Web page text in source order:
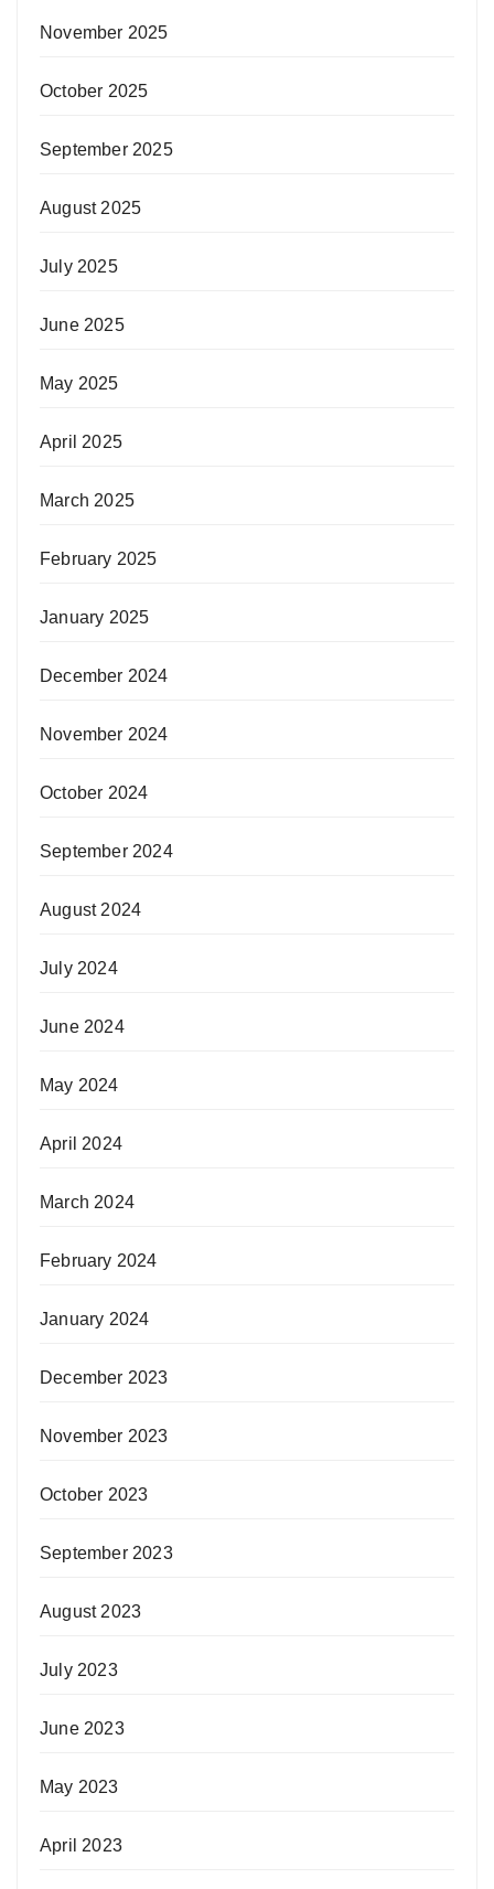
November 2025
October 2025
September 2025
August 2025
July 2025
June 2025
May 2025
April 2025
March 2025
February 2025
January 2025
December 2024
November 2024
October 2024
September 2024
August 2024
July 2024
June 2024
May 2024
April 2024
March 2024
February 2024
January 2024
December 2023
November 2023
October 2023
September 2023
August 2023
July 2023
June 2023
May 2023
April 2023